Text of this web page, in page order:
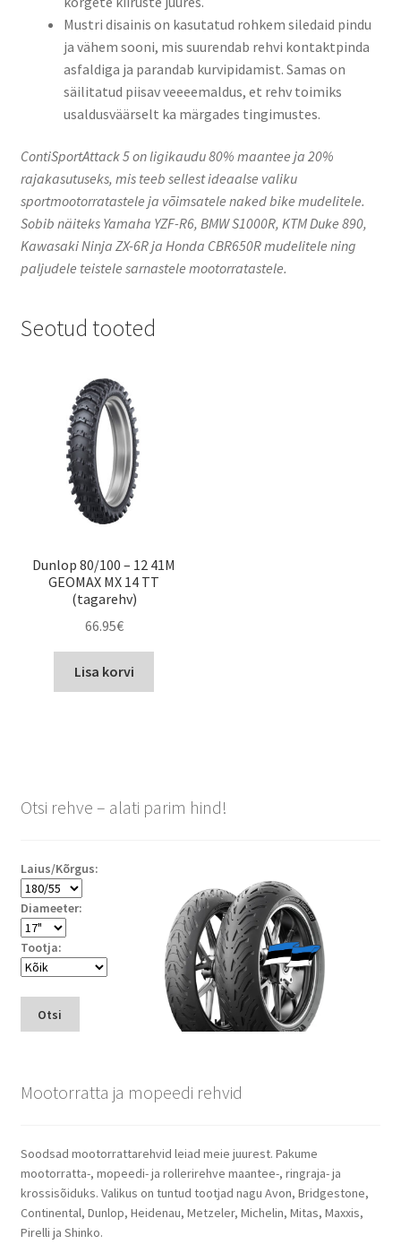
Mustri disainis on kasutatud rohkem siledaid pindu
ja vähem sooni, mis suurendab rehvi kontaktpinda
asfaldiga ja parandab kurvipidamist. Samas on
säilitatud piisav veeeemaldus, et rehv toimiks
usaldusväärselt ka märgades tingimustes.
ContiSportAttack 5 on ligikaudu 80% maantee ja 20%
rajakasutuseks, mis teeb sellest ideaalse valiku
sportmootorratastele ja võimsatele naked bike mudelitele.
Sobib näiteks Yamaha YZF-R6, BMW S1000R, KTM Duke 890,
Kawasaki Ninja ZX-6R ja Honda CBR650R mudelitele ning
paljudele teistele sarnastele mootorratastele.
Seotud tooted
Dunlop 80/100 – 12 41M
GEOMAX MX 14 TT
(tagarehv)
66.95€
Lisa korvi
Otsi rehve – alati parim hind!
Laius/Kõrgus:
Diameeter:
Tootja:
Otsi
Mootorratta ja mopeedi rehvid
Soodsad mootorrattarehvid leiad meie juurest. Pakume
mootorratta-, mopeedi- ja rollerirehve maantee-, ringraja- ja
krossisõiduks. Valikus on tuntud tootjad nagu Avon, Bridgestone,
Continental, Dunlop, Heidenau, Metzeler, Michelin, Mitas, Maxxis,
Pirelli ja Shinko.